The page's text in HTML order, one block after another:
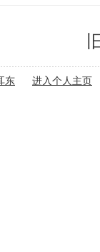
东 进入个人主页